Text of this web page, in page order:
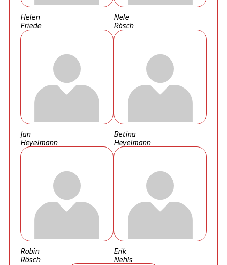
Helen
Friede
Nele
Rösch
Jan
Heyelmann
Betina
Heyelmann
Robin
Rösch
Erik
Nehls